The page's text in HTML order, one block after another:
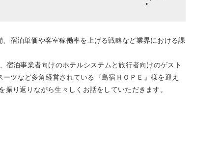
宿泊単価や客室稼働率を上げる戦略など業界における課
宿泊事業者向けのホテルシステムと旅行者向けのゲスト
ツなど多角経営されている『島宿ＨＯＰＥ』様を迎え
り返りながら生々しくお話をしていただきます。